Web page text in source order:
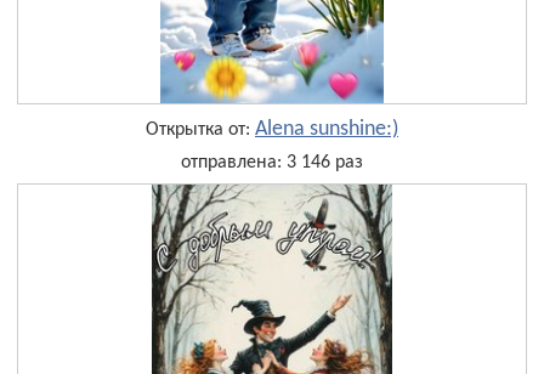
Открытка от: Alena sunshine:)
отправлена: 3 146 раз